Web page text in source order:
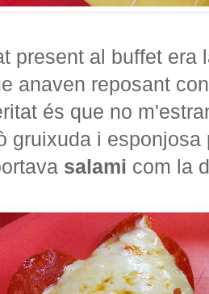
present al buffet era
anaven reposant
és que no
gruixuda i
salami com la